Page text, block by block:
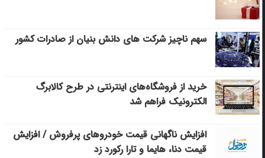
سهم ناچیز شرکت های دانش بنیان از صادرات کشور
خرید از فروشگاه‌های اینترنتی در طرح کالابرگ
الکترونیک فراهم شد
افزایش ناگهانی قیمت خودروهای پرفروش / افزایش
قیمت دنا، هایما و تارا رکورد زد